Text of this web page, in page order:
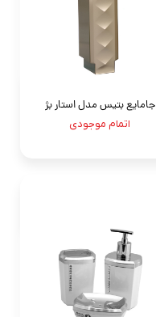
جامايع بتيس مدل استار بژ
اتمام موجودی